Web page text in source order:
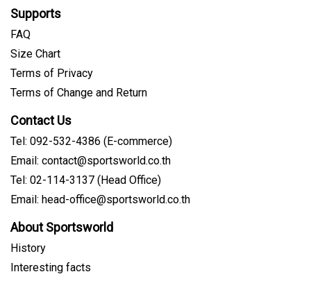
Supports
FAQ
Size Chart
Terms of Privacy
Terms of Change and Return
Contact Us
Tel: 092-532-4386 (E-commerce)
Email: contact@sportsworld.co.th
Tel: 02-114-3137 (Head Office)
Email: head-office@sportsworld.co.th
About Sportsworld
History
Interesting facts